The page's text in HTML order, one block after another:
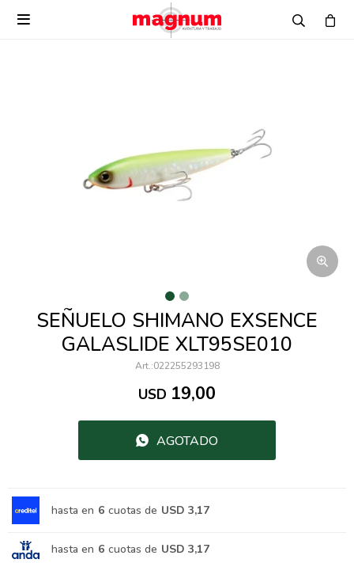

SEÑUELO SHIMANO EXSENCE
GALASLIDE XLT95SE010
022255293198
USD 19,00
AGOTADO
hasta en 6 cuotas de USD 3,17
hasta en 6 cuotas de USD 3,17